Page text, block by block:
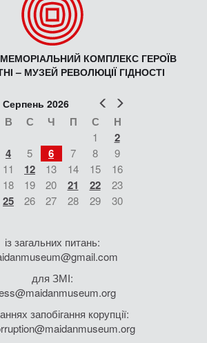
КОМПЛЕКС ГЕРОЇВ
– МУЗЕЙ РЕВОЛЮЦІЇ ГІДНОСТІ
Попер
Серпень 2026
В С Ч П С Н
1 2
4 5 6 7 8
9
11 12 13 14 15
16
18 19 20 21 22
23
25 26 27 28 29
30
із загальних питань:
для ЗМІ:
запобігання корупції: